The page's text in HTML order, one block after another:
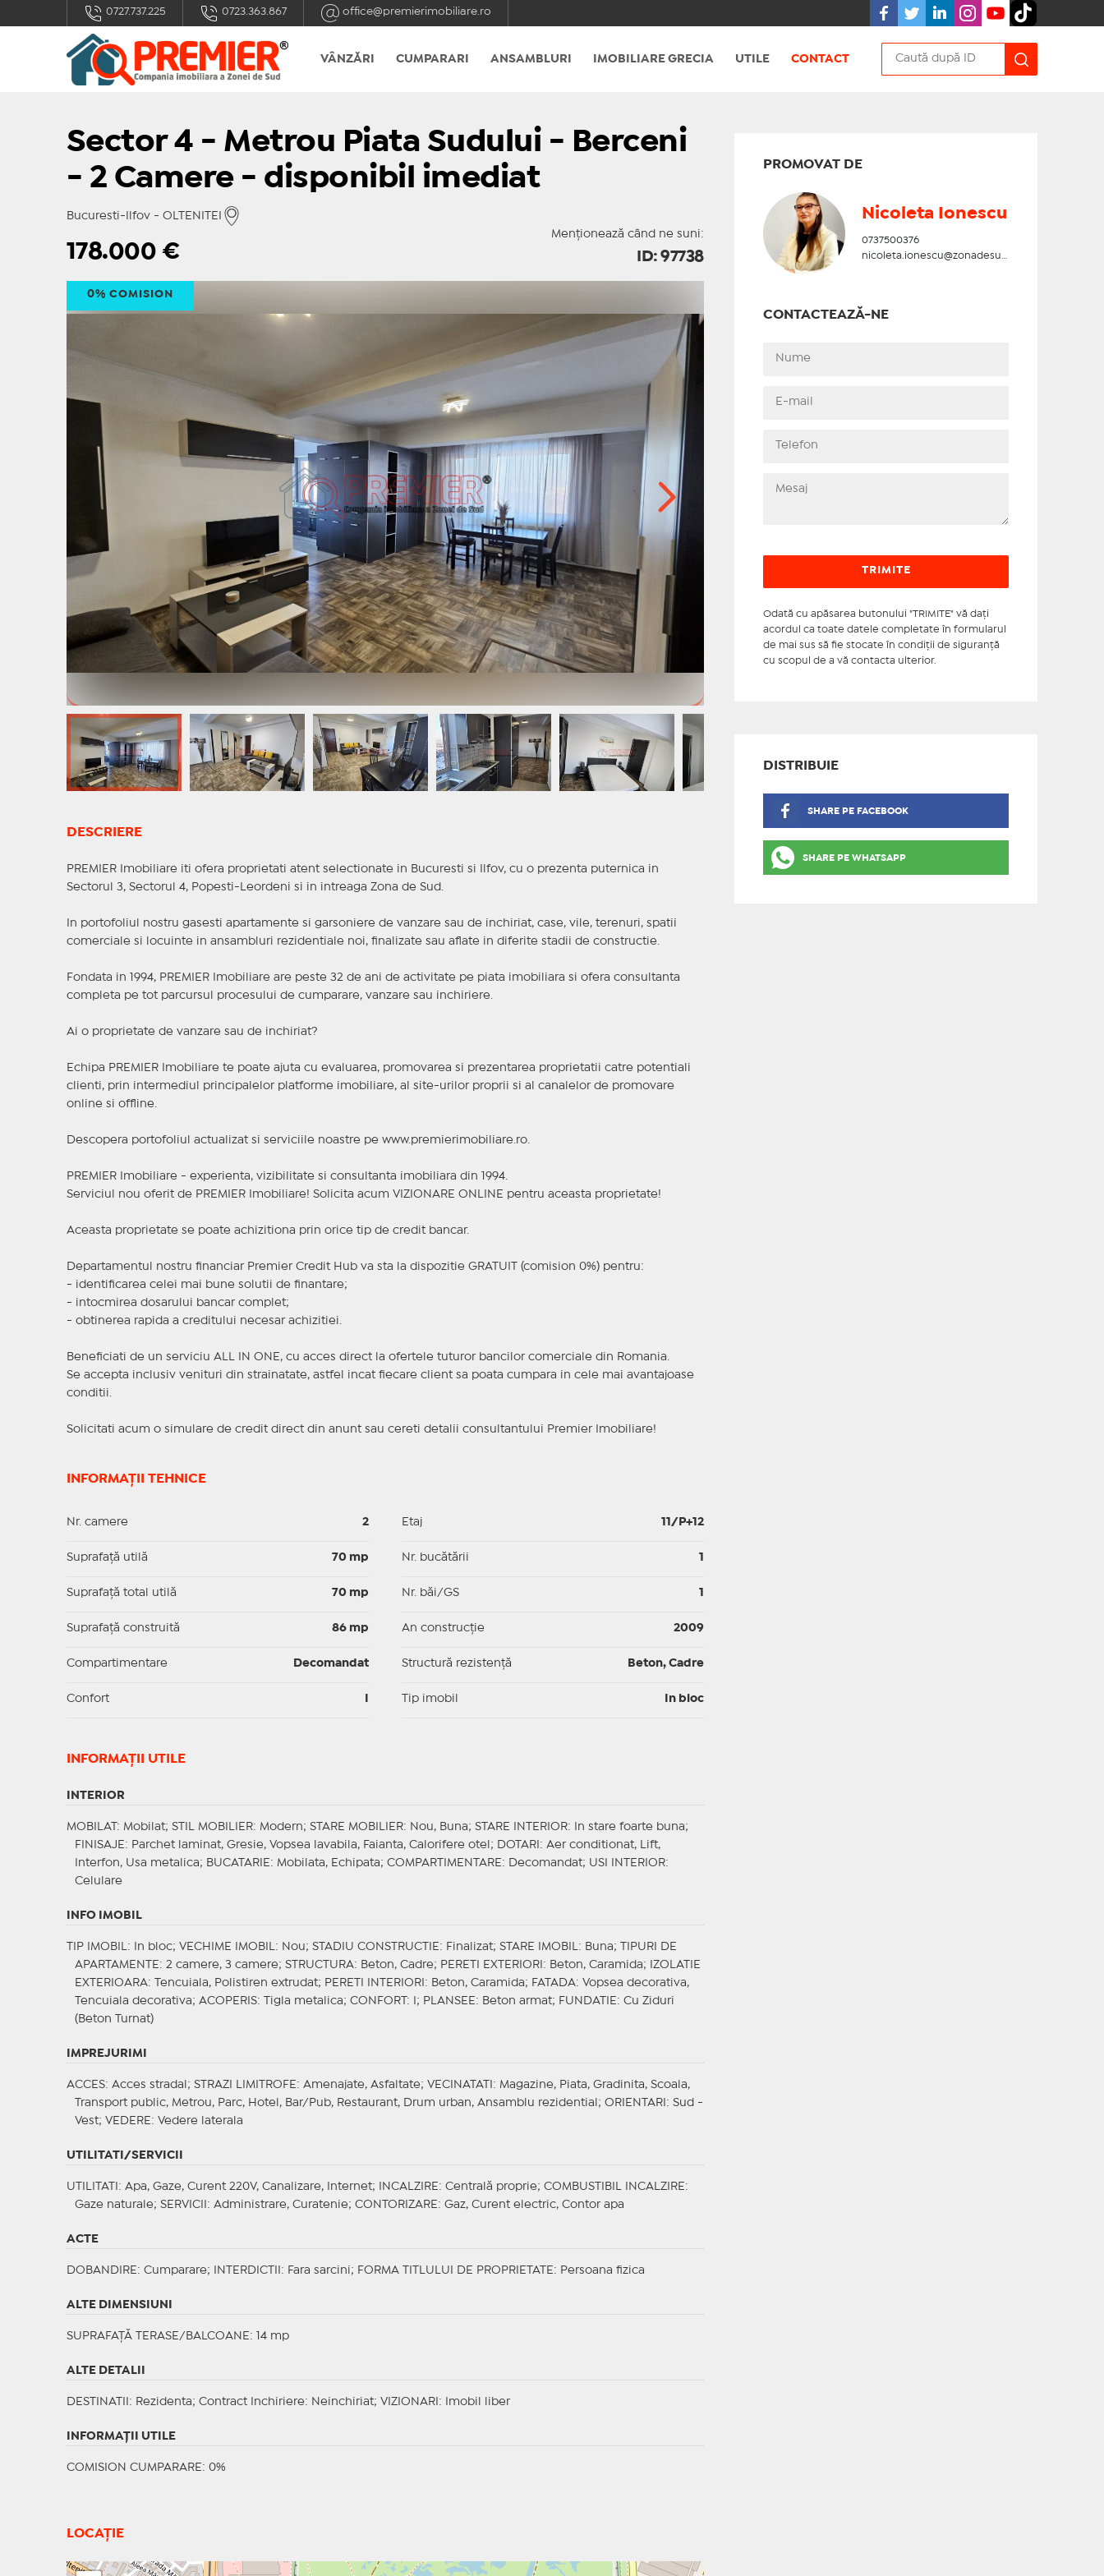
0727.737.225 0723.363.867 office@premierimobiliare.ro
VÂNZĂRI CUMPARARI ANSAMBLURI IMOBILIARE GRECIA UTILE CONTACT
Sector 4 - Metrou Piata Sudului - Berceni
- 2 Camere - disponibil imediat
Bucuresti-Ilfov - OLTENITEI
Menționează când ne suni:
178.000 € ID: 97738
0% COMISION
DESCRIERE
PREMIER Imobiliare iti ofera proprietati atent selectionate in Bucuresti si Ilfov, cu o prezenta puternica in
Sectorul 3, Sectorul 4, Popesti-Leordeni si in intreaga Zona de Sud.
In portofoliul nostru gasesti apartamente si garsoniere de vanzare sau de inchiriat, case, vile, terenuri, spatii
comerciale si locuinte in ansambluri rezidentiale noi, finalizate sau aflate in diferite stadii de constructie.
Fondata in 1994, PREMIER Imobiliare are peste 32 de ani de activitate pe piata imobiliara si ofera consultanta
completa pe tot parcursul procesului de cumparare, vanzare sau inchiriere.
Ai o proprietate de vanzare sau de inchiriat?
Echipa PREMIER Imobiliare te poate ajuta cu evaluarea, promovarea si prezentarea proprietatii catre potentiali
clienti, prin intermediul principalelor platforme imobiliare, al site-urilor proprii si al canalelor de promovare
online si offline.
Descopera portofoliul actualizat si serviciile noastre pe www.premierimobiliare.ro.
PREMIER Imobiliare - experienta, vizibilitate si consultanta imobiliara din 1994.
Serviciul nou oferit de PREMIER Imobiliare! Solicita acum VIZIONARE ONLINE pentru aceasta proprietate!
Aceasta proprietate se poate achizitiona prin orice tip de credit bancar.
Departamentul nostru financiar Premier Credit Hub va sta la dispozitie GRATUIT (comision 0%) pentru:
- identificarea celei mai bune solutii de finantare;
- intocmirea dosarului bancar complet;
- obtinerea rapida a creditului necesar achizitiei.
Beneficiati de un serviciu ALL IN ONE, cu acces direct la ofertele tuturor bancilor comerciale din Romania.
Se accepta inclusiv venituri din strainatate, astfel incat fiecare client sa poata cumpara in cele mai avantajoase
conditii.
Solicitati acum o simulare de credit direct din anunt sau cereti detalii consultantului Premier Imobiliare!
INFORMAȚII TEHNICE
Nr. camere 2
Suprafaţă utilă 70 mp
Suprafaţă total utilă 70 mp
Suprafaţă construită 86 mp
Compartimentare Decomandat
Confort
Etaj 11/P+12
Nr. bucătării
Nr. băi/GS
An construcție 2009
Structură rezistență Beton, Cadre
Tip imobil In bloc
INFORMAŢII UTILE
INTERIOR
MOBILAT : Mobilat; STIL MOBILIER: Modern; STARE MOBILIER: Nou, Buna; STARE INTERIOR: In stare foarte buna;
FINISAJE : Parchet laminat, Gresie, Vopsea lavabila, Faianta, Calorifere otel; DOTARI : Aer conditionat, Lift,
Interfon, Usa metalica; BUCATARIE : Mobilata, Echipata; COMPARTIMENTARE : Decomandat; USI INTERIOR:
Celulare
INFO IMOBIL
TIP IMOBIL : In bloc; VECHIME IMOBIL : Nou; STADIU CONSTRUCTIE : Finalizat; STARE IMOBIL : Buna;
TIPURI DE
APARTAMENTE : 2 camere, 3 camere; STRUCTURA: Beton, Cadre; PERETI EXTERIORI : Beton, Caramida;
IZOLATIE
EXTERIOARA: Tencuiala, Polistiren extrudat; PERETI INTERIORI : Beton, Caramida; FATADA: Vopsea decorativa,
Tencuiala decorativa; ACOPERIS: Tigla metalica; CONFORT : I; PLANSEE : Beton armat; FUNDATIE : Cu Ziduri
(Beton Turnat)
IMPREJURIMI
ACCES: Acces stradal; STRAZI LIMITROFE : Amenajate, Asfaltate; VECINATATI
: Magazine, Piata, Gradinita, Scoala,
Transport public, Metrou, Parc, Hotel, Bar/Pub, Restaurant, Drum urban, Ansamblu rezidential; ORIENTARI : Sud -
Vest; VEDERE : Vedere laterala
UTILITATI/SERVICII
UTILITATI : Apa, Gaze, Curent 220V, Canalizare, Internet; INCALZIRE : Centrală proprie; COMBUSTIBIL INCALZIRE :
Gaze naturale; SERVICII : Administrare, Curatenie; CONTORIZARE : Gaz, Curent electric, Contor apa
ACTE
DOBANDIRE : Cumparare; INTERDICTII : Fara sarcini; FORMA TITLULUI DE PROPRIETATE : Persoana fizica
ALTE DIMENSIUNI
SUPRAFAȚĂ TERASE/BALCOANE: 14 mp
ALTE DETALII
DESTINATII : Rezidenta; Contract Inchiriere: Neinchiriat; VIZIONARI : Imobil liber
INFORMAŢII UTILE
COMISION CUMPARARE: 0%
LOCAȚIE
PROMOVAT DE
Nicoleta Ionescu
0737500376
CONTACTEAZĂ-NE
Odată cu apăsarea butonului "TRIMITE" vă daţi
acordul ca toate datele completate în formularul
de mai sus să fie stocate în condiţii de siguranţă
cu scopul de a vă contacta ulterior.
DISTRIBUIE
SHARE PE FACEBOOK
SHARE PE WHATSAPP